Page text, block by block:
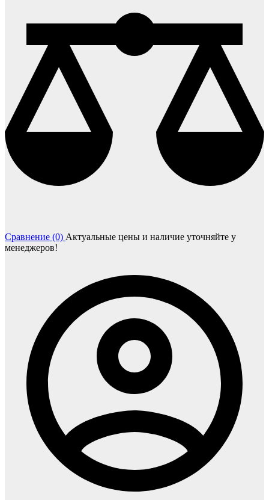
Сравнение (0) Актуальные цены и наличие уточняйте у
менеджеров!